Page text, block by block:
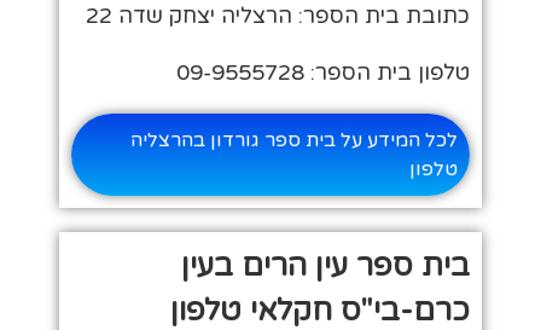
כתובת בית הספר: הרצליה יצחק שדה 22
טלפון בית הספר: 09-9555728
לכל המידע על בית ספר גורדון בהרצליה
טלפון
בית ספר עין הרים בעין
כרם-בי"ס חקלאי טלפון